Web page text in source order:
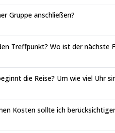
Gruppe anschließen?
Treffpunkt? Wo ist der nächste
die Reise? Um wie viel Uhr
Kosten sollte ich